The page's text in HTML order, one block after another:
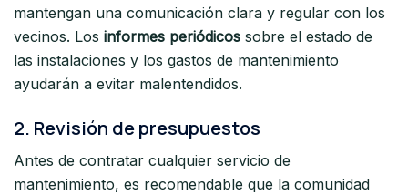
mantengan una comunicación clara y regular con los
vecinos. Los informes periódicos sobre el estado de
las instalaciones y los gastos de mantenimiento
ayudarán a evitar malentendidos.
2. Revisión de presupuestos
Antes de contratar cualquier servicio de
mantenimiento, es recomendable que la comunidad